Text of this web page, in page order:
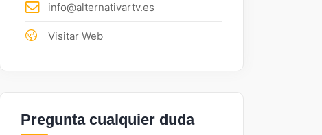
info@alternativartv.es
Visitar Web
Pregunta cualquier duda